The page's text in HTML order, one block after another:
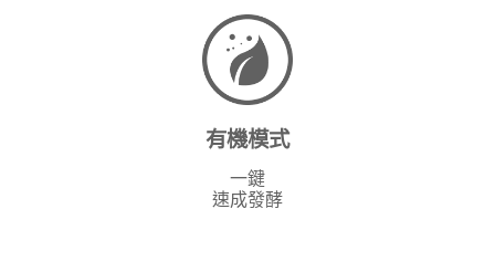
有機模式
一鍵
速成發酵